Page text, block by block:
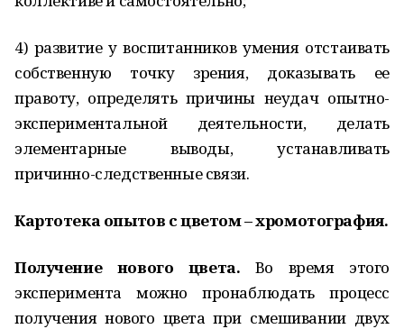
4) развитие у воспитанников умения отстаивать
собственную точку зрения, доказывать ее
правоту, определять причины неудач опытно-
экспериментальной деятельности, делать
элементарные выводы, устанавливать
причинно-следственные связи.
Картотека опытов с цветом – хромотография.
Получение нового цвета. Во время этого
эксперимента можно пронаблюдать процесс
получения нового цвета при смешивании двух